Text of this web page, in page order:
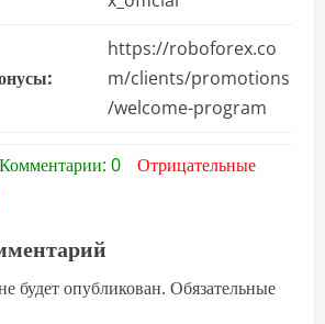
https://roboforex.co
m/clients/promotions
/welcome-program
0
Отрицательные
будет опубликован. Обязательные